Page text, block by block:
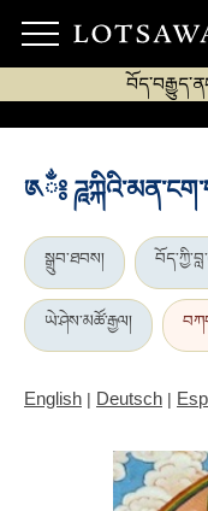
༁ྂ༔
སྒྲུབ་ཐབས།
ཡེ་ཤེས་མཚོ་རྒྱལ།
English | Deutsch |